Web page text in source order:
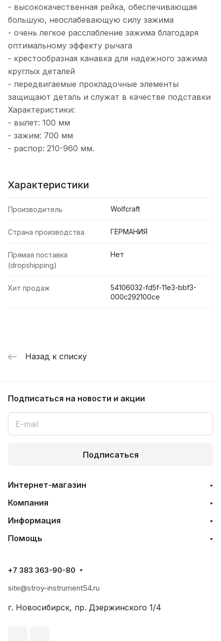
- высококачественная рейка, обеспечивающая
большую, неослабевающую силу зажима
- очень легкое расслабление зажима благодаря
оптимальному эффекту рычага
- крестообразная канавка для надежного зажима
круглых деталей
- передвигаемые прокладочные элементы
защищают деталь и служат в качестве подставки
Характеристики:
- вылет: 100 мм
- зажим: 700 мм
- распор: 210-960 мм.
Характеристики
Производитель Wolfcraft
Страна производства ГЕРМАНИЯ
Прямая поставка
(dropshipping)
Нет
Хит продаж
54106032-fd5f-11e3-bbf3-
000c292100ce
Назад к списку
Подписаться на новости и акции
Подписаться
Интернет-магазин
Компания
Информация
Помощь
+7 383 363-90-80
site@stroy-instrument54.ru
г. Новосибирск, пр. Дзержинского 1/4